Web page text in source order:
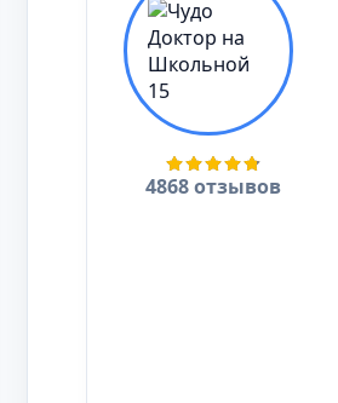
4868 отзывов